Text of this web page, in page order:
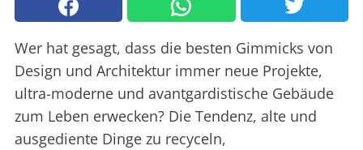
Wer hat gesagt, dass die besten Gimmicks von
Design und Architektur immer neue Projekte,
ultra-moderne und avantgardistische Gebäude
zum Leben erwecken? Die Tendenz, alte und
ausgediente Dinge zu recyceln,